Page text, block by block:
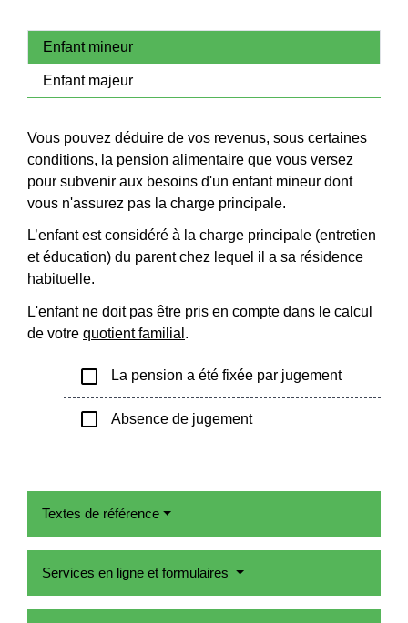
Enfant mineur
Enfant majeur
Vous pouvez déduire de vos revenus, sous certaines
conditions, la pension alimentaire que vous versez
pour subvenir aux besoins d'un enfant mineur dont
vous n'assurez pas la charge principale.
L’enfant est considéré à la charge principale (entretien
et éducation) du parent chez lequel il a sa résidence
habituelle.
L'enfant ne doit pas être pris en compte dans le calcul
de votre quotient familial .
check_box_outline_blank La pension a été fixée par jugement
check_box_outline_blank Absence de jugement
Textes de référence
Services en ligne et formulaires